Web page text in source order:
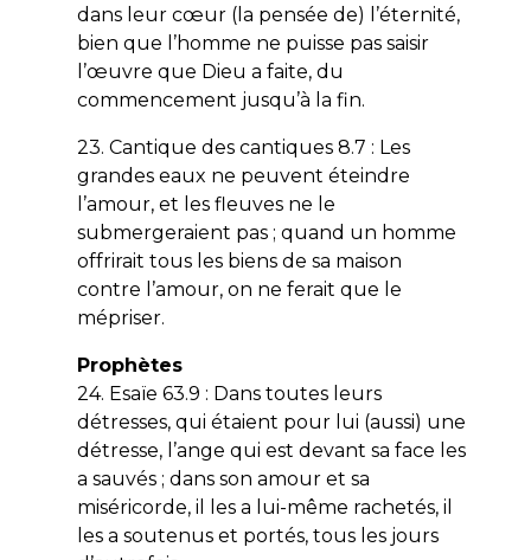
dans leur cœur (la pensée de) l’éternité,
bien que l’homme ne puisse pas saisir
l’œuvre que Dieu a faite, du
commencement jusqu’à la fin.
23. Cantique des cantiques 8.7 : Les
grandes eaux ne peuvent éteindre
l’amour, et les fleuves ne le
submergeraient pas ; quand un homme
offrirait tous les biens de sa maison
contre l’amour, on ne ferait que le
mépriser.
Prophètes
24. Esaïe 63.9 : Dans toutes leurs
détresses, qui étaient pour lui (aussi) une
détresse, l’ange qui est devant sa face les
a sauvés ; dans son amour et sa
miséricorde, il les a lui-même rachetés, il
les a soutenus et portés, tous les jours